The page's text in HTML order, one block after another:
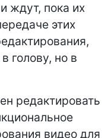
ждут, пока их
этих
голову, но в
редактировать
видео для